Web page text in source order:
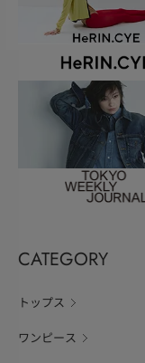
CATEGORY
トップス
ワンピース